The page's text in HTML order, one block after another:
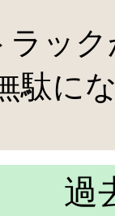
ッ
駄に
過